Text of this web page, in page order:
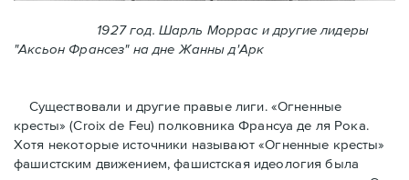
1927 год. Шарль Моррас и другие лидеры
"Аксьон Франсез" на дне Жанны д'Арк
Существовали и другие правые лиги. «Огненные
кресты» (Croix de Feu) полковника Франсуа де ля Рока.
Хотя некоторые источники называют «Огненные крeсты»
фашистским движением, фашистская идеология была